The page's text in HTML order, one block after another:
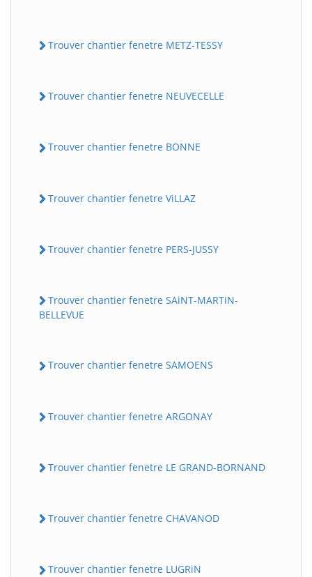
Trouver chantier fenetre METZ-TESSY
Trouver chantier fenetre NEUVECELLE
Trouver chantier fenetre BONNE
Trouver chantier fenetre ViLLAZ
Trouver chantier fenetre PERS-JUSSY
Trouver chantier fenetre SAiNT-MARTiN-
BELLEVUE
Trouver chantier fenetre SAMOENS
Trouver chantier fenetre ARGONAY
Trouver chantier fenetre LE GRAND-BORNAND
Trouver chantier fenetre CHAVANOD
Trouver chantier fenetre LUGRiN